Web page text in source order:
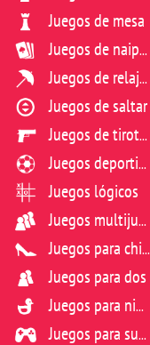
Juegos de mesa
Juegos de naipes
Juegos de relajación
Juegos de saltar
Juegos de tiroteo
Juegos deportivos
Juegos lógicos
Juegos multijugador
Juegos para chicas
Juegos para dos
Juegos para niños
Juegos para sus reflejos